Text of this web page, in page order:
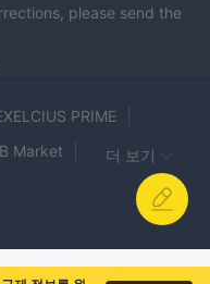
구, 거래 플랫폼 및 계정
제공합니다. 그러나 단점도
에게 장벽이 될 수 있습니
금과 이익에 위험을 초래할
도를 고려하여 플랫폼의 장
다.
please send the
PRIME
Market
ZERO TRADE
더 보기